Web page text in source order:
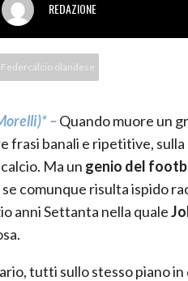
REDAZIONE
olandese
–Quando muore un
frasi banali e ripetitive,
Ma un genio del
comunque risulta ispido
anni Settanta nella quale
tutti sullo stesso piano